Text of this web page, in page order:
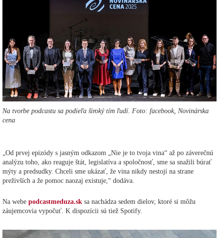
Na tvorbe podcastu sa podieľa široký tím ľudí. Foto: facebook, Novinárska
cena
„Od prvej epizódy s jasným odkazom „Nie je to tvoja vina“ až po záverečnú
analýzu toho, ako reaguje štát, legislatíva a spoločnosť, sme sa snažili búrať
mýty a predsudky. Chceli sme ukázať, že vina nikdy nestojí na strane
preživších a že pomoc naozaj existuje,“ dodáva.
Na webe podcastmeduza.sk sa nachádza sedem dielov, ktoré si môžu
záujemcovia vypočuť. K dispozícii sú tiež Spotify.